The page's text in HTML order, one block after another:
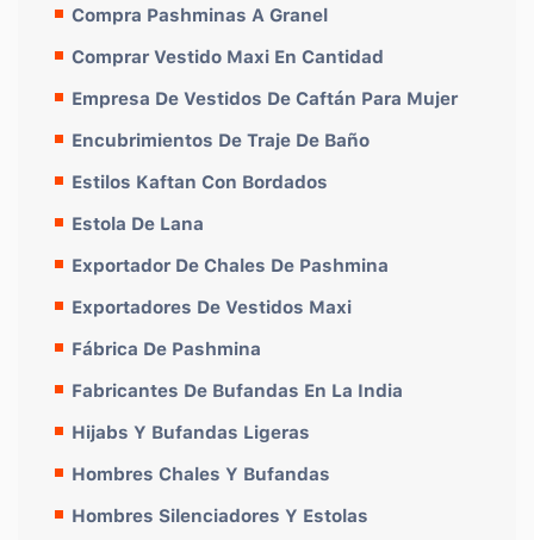
Compra Pashminas A Granel
Comprar Vestido Maxi En Cantidad
Empresa De Vestidos De Caftán Para Mujer
Encubrimientos De Traje De Baño
Estilos Kaftan Con Bordados
Estola De Lana
Exportador De Chales De Pashmina
Exportadores De Vestidos Maxi
Fábrica De Pashmina
Fabricantes De Bufandas En La India
Hijabs Y Bufandas Ligeras
Hombres Chales Y Bufandas
Hombres Silenciadores Y Estolas